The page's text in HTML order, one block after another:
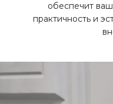
обеспечит
практичность и